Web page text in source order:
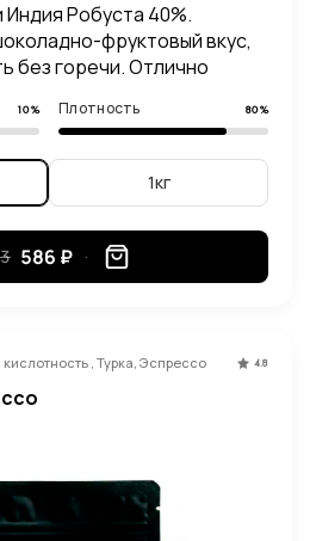
Робуста 40%.
фруктовый вкус,
без горечи. Отлично
10% Плотность 80%
1кг
586 ₽
, Турка, Эспрессо 4.8